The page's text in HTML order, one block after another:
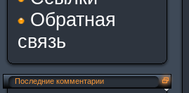
Обратная
связь
Последние комментарии